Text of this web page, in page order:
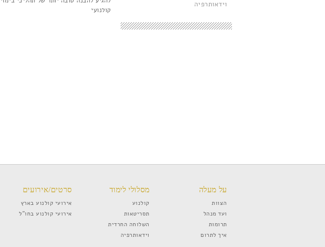
וידאותרפיה
קולנועי
על מעלה
הצוות
ועד מנהל
תרומות
איך לתרום
מסלולי לימוד
קולנוע
תסריטאות
השלוחה החרדית
וידאותרפיה
סרטים/אירועים
אירועי קולנוע בארץ
אירועי קולנוע בחו”ל